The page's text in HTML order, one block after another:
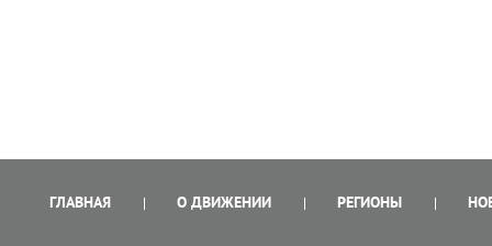
ГЛАВНАЯ О ДВИЖЕНИИ РЕГИОНЫ